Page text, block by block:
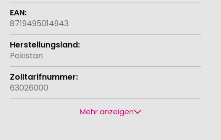
8719495014943
Pakistan
63026000
Mehr anzeigen